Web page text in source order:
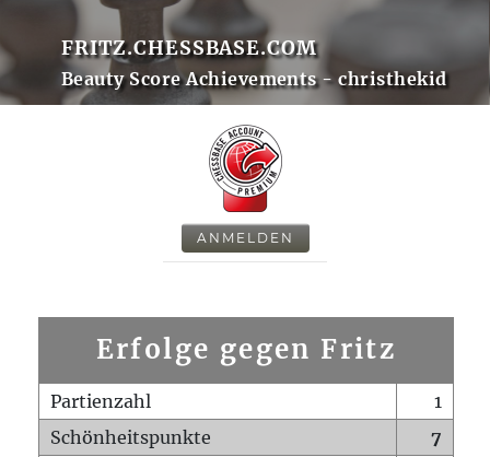
FRITZ.CHESSBASE.COM
Beauty Score Achievements - christhekid
ANMELDEN
Erfolge gegen Fritz
Partienzahl
1
Schönheitspunkte
7